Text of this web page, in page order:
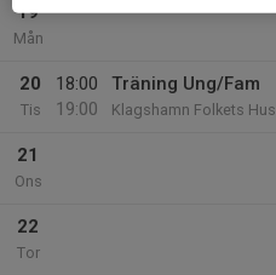
19
Mån
20
Tis
18:00
19:00
Träning Ung/Fam
Klagshamn Folkets Hus
21
Ons
22
Tor